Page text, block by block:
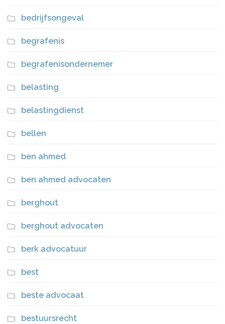
bedrijfsongeval
begrafenis
begrafenisondernemer
belasting
belastingdienst
bellen
ben ahmed
ben ahmed advocaten
berghout
berghout advocaten
berk advocatuur
best
beste advocaat
bestuursrecht